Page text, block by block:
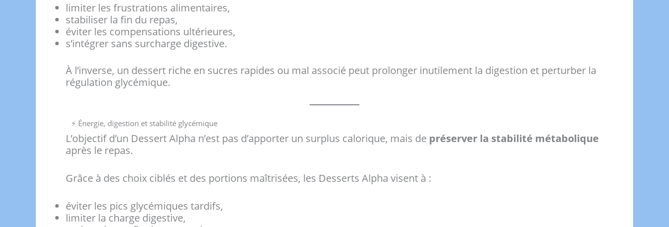
limiter les frustrations alimentaires,
stabiliser la fin du repas,
éviter les compensations ultérieures,
s’intégrer sans surcharge digestive.
À l’inverse, un dessert riche en sucres rapides ou mal associé peut prolonger inutilement la digestion et perturber la
régulation glycémique.
⚡ Énergie, digestion et stabilité glycémique
L’objectif d’un Dessert Alpha n’est pas d’apporter un surplus calorique, mais de préserver la stabilité métabolique
après le repas.
Grâce à des choix ciblés et des portions maîtrisées, les Desserts Alpha visent à :
éviter les pics glycémiques tardifs,
limiter la charge digestive,